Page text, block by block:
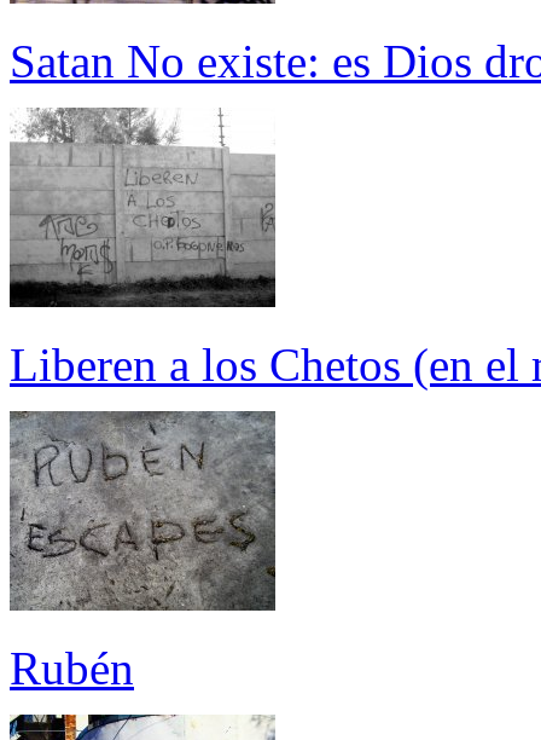
Satan No existe: es Dios
Liberen a los Chetos (en
Rubén